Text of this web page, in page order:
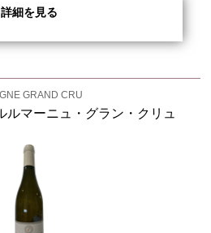
詳細を見る
GRAND CRU
ルマーニュ・グラン・クリュ